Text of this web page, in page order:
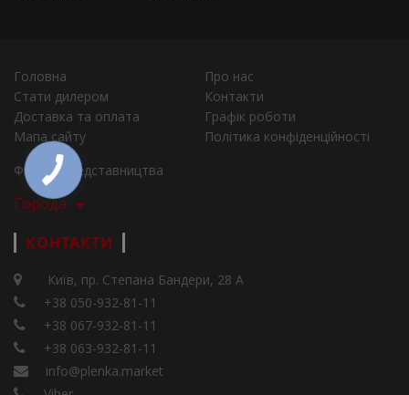
Головна
Про нас
Стати дилером
Контакти
Доставка та оплата
Графік роботи
Мапа сайту
Політика конфіденційності
Філії та представництва
Города
КОНТАКТИ
Київ, пр. Степана Бандери, 28 А
+38 050-932-81-11
+38 067-932-81-11
+38 063-932-81-11
info@plenka.market